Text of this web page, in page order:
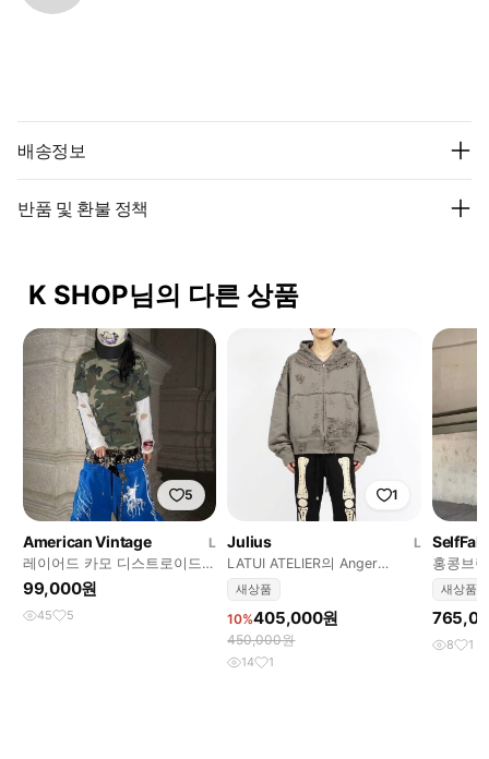
배송정보
반품 및 환불 정책
K SHOP님의 다른 상품
5
American Vintage
L
레이어드 카모 디스트로이드
티셔츠
99,000원
45 5
1
Julius
L
LATUI ATELIER의 Anger
Issues 후드티
새상품
10%405,000원
450,000원
14 1
SelfFab
홍콩브랜드
이크져
새상품
8 1